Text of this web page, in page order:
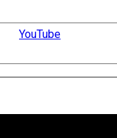
YouTube